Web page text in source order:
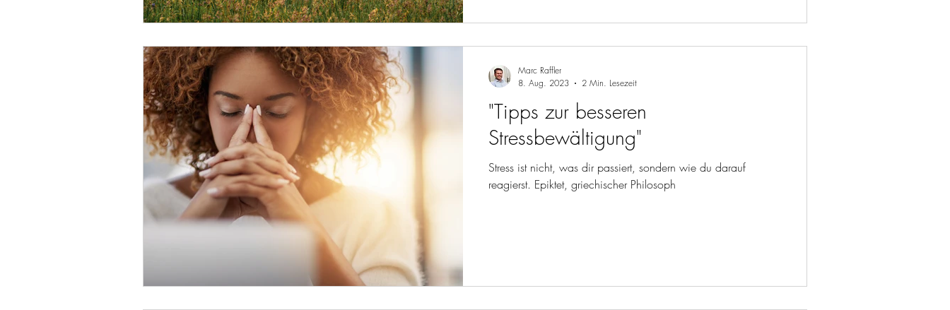
"Tipps zur besseren
Stressbewältigung"
Stress ist nicht, was dir passiert, sondern wie du darauf
reagierst. Epiktet, griechischer Philosoph
Marc Raffler
8. Aug. 2023
2 Min. Lesezeit